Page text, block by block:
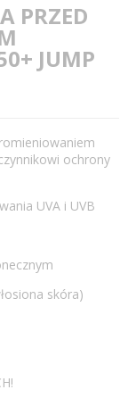
PRZED
JUMP
ochrony
UVA i UVB
skóra)